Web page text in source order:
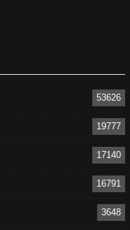
53626
19777
17140
16791
3648